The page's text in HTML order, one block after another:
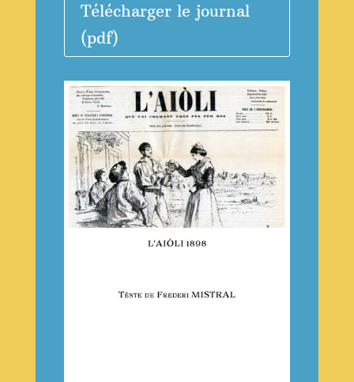
Télécharger le journal
(pdf)